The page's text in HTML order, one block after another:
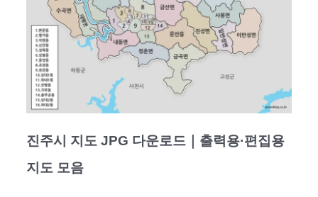
진주시 지도 JPG 다운로드｜출력용·편집용
지도 모음